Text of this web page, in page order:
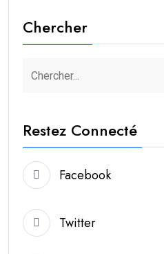
Chercher
Restez Connecté
Facebook
Twitter